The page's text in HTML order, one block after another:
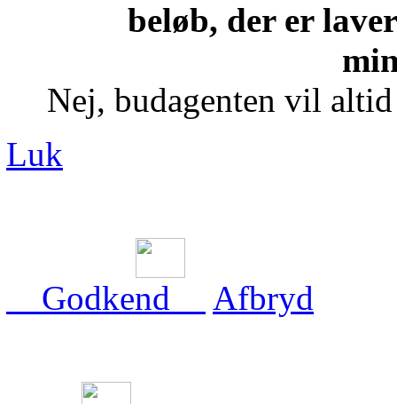
beløb, der er
Nej, budagenten vil
Luk
Godkend Afbryd